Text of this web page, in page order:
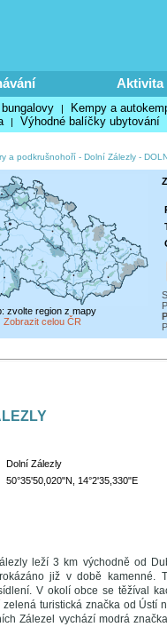
Aktivita
| Kempy a
| Výhodné balíčky ubytování
a podkrušnohoří - Dolní Zálezly -
zvolte region z mapy
Zobrazit celou ČR
Dolní Zálezly
50°35'50,020"N, 14°2'35,330"E
leží 3 km východně od
již v době kamenné.
V okolí obce se těžíval
zelená turistická značka od Ústí
Zálezel vychází modrá